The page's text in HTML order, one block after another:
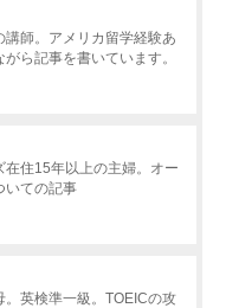
師。アメリカ留学経験あ
ら記事を書いています。
在住15年以上の主婦。オー
いての記事
英検準一級。TOEICの攻